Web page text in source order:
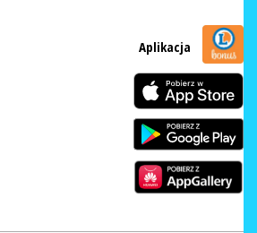
Aplikacja